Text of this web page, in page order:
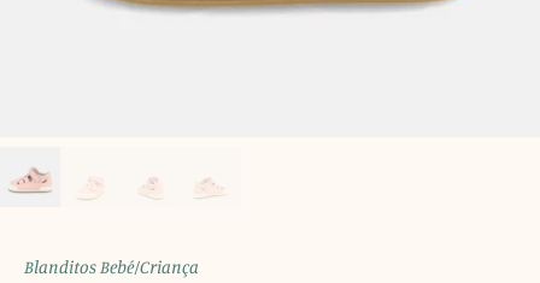
Blanditos Bebé/Criança